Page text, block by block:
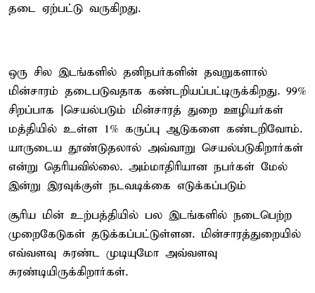
தடை ஏற்பட்டு வருகிறது.
ஒரு சில இடங்களில் தனிநபர்களின் தவறுகளால்
மின்சாரம் தடைபடுவதாக கண்டறியப்பட்டிருக்கிறது. 99%
சிறப்பாக |செயல்படும் மின்சாரத் துறை ஊழியர்கள்
மத்தியில் உள்ள 1% கருப்பு ஆடுகளை கண்டறிவோம்.
யாருடைய தூண்டுதலால் அவ்வாறு செயல்படுகிறார்கள்
என்று தெரியவில்லை. அம்மாதிரியான நபர்கள் மேல்
இன்று இரவுக்குள் நடவடிக்கை எடுக்கப்படும்
சூரிய மின் உற்பத்தியில் பல இடங்களில் நடைபெற்ற
முறைகேடுகள் தடுக்கப்பட்டுள்ளன. மின்சாரத்துறையில்
எவ்வளவு சுரண்ட முடியுமோ அவ்வளவு
சுரண்டியிருக்கிறார்கள்.